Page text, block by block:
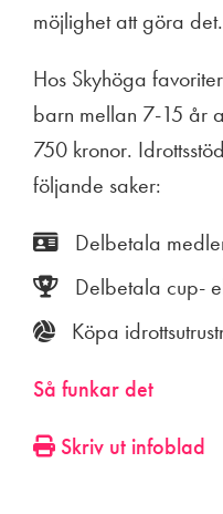
möjlighet att göra det.
Hos Skyhöga
barn mellan 7-15 år
750 kronor.
följande saker:
Delbetala
Delbetala cup-
Köpa
Så funkar det
Skriv ut infoblad